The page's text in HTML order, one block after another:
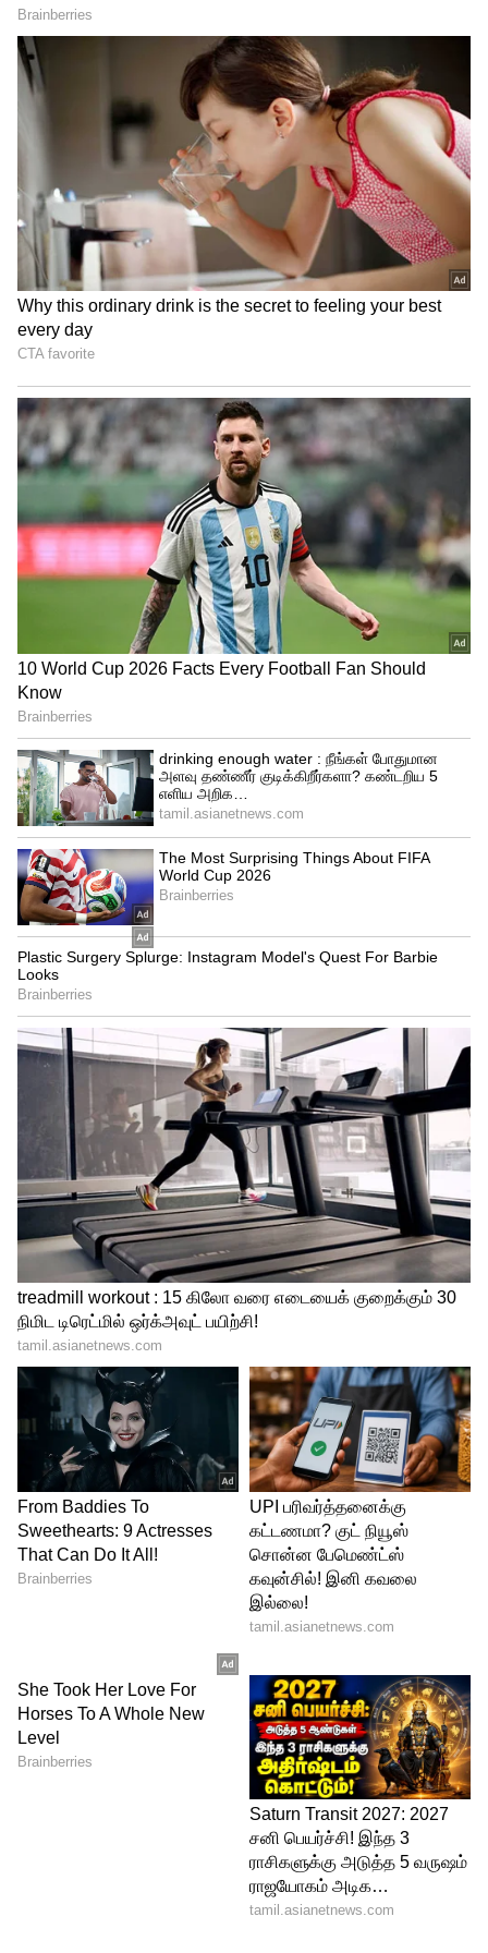
உலகக் கோப்பை வார்ம்-அப்களில் அறுவை
சிகிச்சை மூலம் சரிசெய்யப்பட்ட
முழங்காலை பரிசோதிக்க கேன்
வில்லியம்சன் முடிவு செய்துள்ள நிலையில்,
நியூசிலாந்து அணி விளையாடு 2 வார்ம்
அப் போட்டிகளிலும் பங்கேற்கும் அவர்,
முதல் போட்டியிலிருந்து விலகியுள்ளார்
என்று கூறப்பட்டுள்ளது. மேலும், அவருக்குப்
பதிலாக விக்கெட் கீப்பரான டாம் லாதம்
முதல் போட்டிக்கு மட்டுமே கேப்டனாக
செயல்படுவார் என்று கூறப்படுகிறது.
Ravichandran Ashwin: இந்திய
அணியிலிருந்து அக்‌ஷர் படேல் நீக்கம்:
கடைசி நேரத்தில் அஸ்வினுக்கு அடித்த
ஜாக்பாட்!
இங்கிலாந்து மற்றும் நியூசிலாந்து
அணிகளுக்கு இடையிலான முதல் போட்டி
வரும் அக்டோபர் 5 ஆம் தேதி அகமதாபாத்
மைதானத்தில் தொடங்குகிறது.
உலகக் கோப்பைக்கான நியூசிலாந்து
வீரர்கள்:
கேன் வில்லியம்சன், (கேப்டன்), டிரெண்ட்
போல்ட், மார்க் சாப்மேன், டெவோன்
கான்வே, லாக்கி பெர்குசன், மாட் ஹென்றி,
டாம் லாதம், டேரில் மிட்செல், ஜிம்மி நீசம்,
கிளென் பிலிப்ஸ், ரச்சின் ரவீந்திரா,
மிட்செல் சாண்ட்னர், இஷ் சோதி, டிம் சவுதி,
வில் யங்.